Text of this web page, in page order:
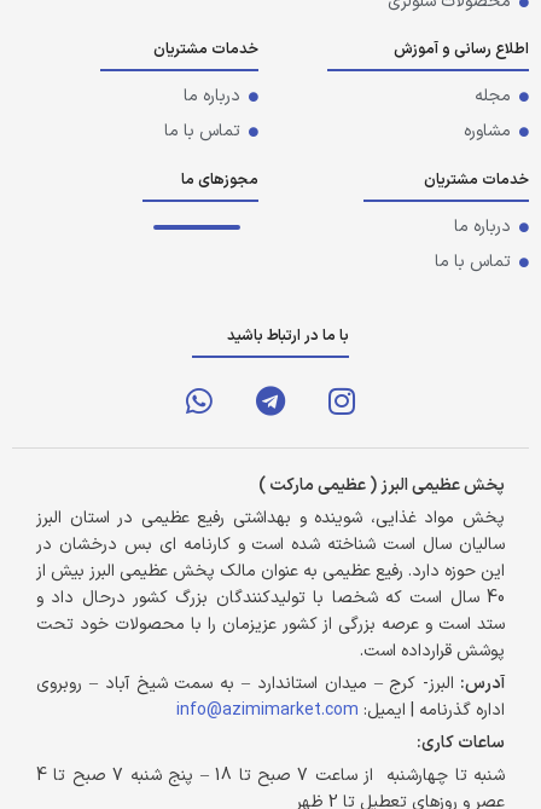
اطلاع رسانی و آموزش
مجله
مشاوره
خدمات مشتریان
درباره ما
تماس با ما
خدمات مشتریان
درباره ما
تماس با ما
مجوزهای ما
با ما در ارتباط باشید
پخش عظیمی البرز ( عظیمی مارکت )
پخش مواد غذایی، شوینده و بهداشتی رفیع عظیمی در استان البرز
سالیان سال است شناخته شده است و کارنامه ای بس درخشان در
این حوزه دارد. رفیع عظیمی به عنوان مالک پخش عظیمی البرز بیش از
40 سال است که شخصا با تولیدکنندگان بزرگ کشور درحال داد و
ستد است و عرصه بزرگی از کشور عزیزمان را با محصولات خود تحت
پوشش قرارداده است.
آدرس: البرز- کرج – میدان استاندارد – به سمت شیخ آباد – روبروی
اداره گذرنامه | ایمیل: info@azimimarket.com
ساعات کاری:
شنبه تا چهارشنبه از ساعت 7 صبح تا 18 – پنج شنبه 7 صبح تا 4
عصر و روزهای تعطیل تا 2 ظهر